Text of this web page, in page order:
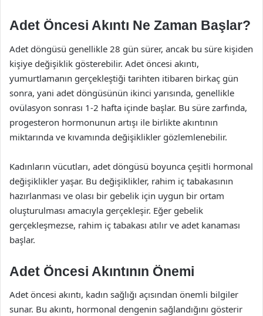
Adet Öncesi Akıntı Ne Zaman Başlar?
Adet döngüsü genellikle 28 gün sürer, ancak bu süre kişiden
kişiye değişiklik gösterebilir. Adet öncesi akıntı,
yumurtlamanın gerçekleştiği tarihten itibaren birkaç gün
sonra, yani adet döngüsünün ikinci yarısında, genellikle
ovülasyon sonrası 1-2 hafta içinde başlar. Bu süre zarfında,
progesteron hormonunun artışı ile birlikte akıntının
miktarında ve kıvamında değişiklikler gözlemlenebilir.
Kadınların vücutları, adet döngüsü boyunca çeşitli hormonal
değişiklikler yaşar. Bu değişiklikler, rahim iç tabakasının
hazırlanması ve olası bir gebelik için uygun bir ortam
oluşturulması amacıyla gerçekleşir. Eğer gebelik
gerçekleşmezse, rahim iç tabakası atılır ve adet kanaması
başlar.
Adet Öncesi Akıntının Önemi
Adet öncesi akıntı, kadın sağlığı açısından önemli bilgiler
sunar. Bu akıntı, hormonal dengenin sağlandığını gösterir